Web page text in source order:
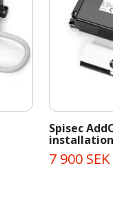
Spisec
7 900 SEK